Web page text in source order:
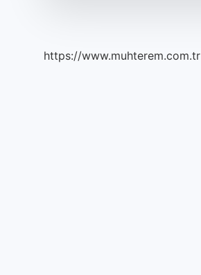
https://www.muhterem.com.tr